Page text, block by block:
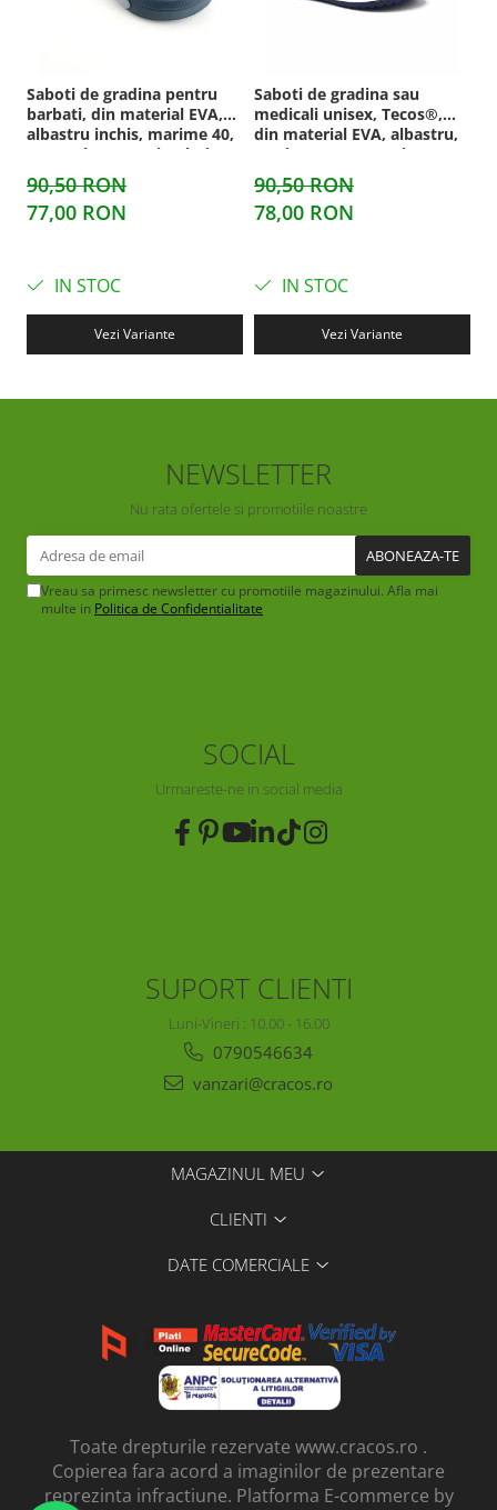
Saboti de gradina pentru
barbati, din material EVA,
albastru inchis, marime 40,
cu gauri pentru circulatia
aerului, foarte usori, 26
centimetri
90,50 RON
77,00 RON
IN STOC
Vezi Variante
Saboti de gradina sau
medicali unisex, Tecos®,
din material EVA, albastru,
marime 44, cu gauri pentru
circulatia aerului, foarte
usori, 27 centimetri
90,50 RON
78,00 RON
IN STOC
Vezi Variante
NEWSLETTER
Nu rata ofertele si promotiile noastre
Vreau sa primesc newsletter cu promotiile magazinului. Afla mai
multe in Politica de Confidentialitate
SOCIAL
Urmareste-ne in social media
SUPORT CLIENTI
Luni-Vineri : 10.00 - 16.00
0790546634
vanzari@cracos.ro
MAGAZINUL MEU
CLIENTI
DATE COMERCIALE
Toate drepturile rezervate www.cracos.ro .
Copierea fara acord a imaginilor de prezentare
reprezinta infractiune. Platforma E-commerce by